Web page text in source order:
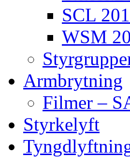
SCL
WSM
Armbrytning
Filmer –
Styrkelyft